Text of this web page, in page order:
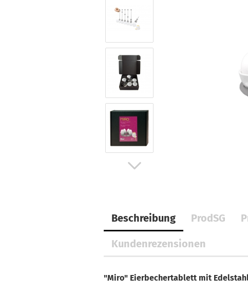
Beschreibung ProdSG
Kundenrezensionen
"Miro" Eierbechertablett mit